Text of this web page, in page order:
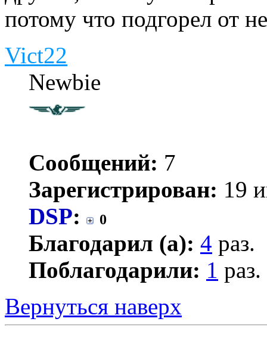
потому что подгорел от
Vict22
Newbie
Сообщений: 7
Зарегистрирован: 19
DSP: 0
Благодарил (а): 4 раз.
Поблагодарили: 1 раз.
Вернуться наверх